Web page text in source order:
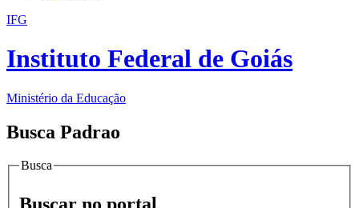
IFG
Instituto Federal de Goiás
Ministério da Educação
Busca Padrao
Busca